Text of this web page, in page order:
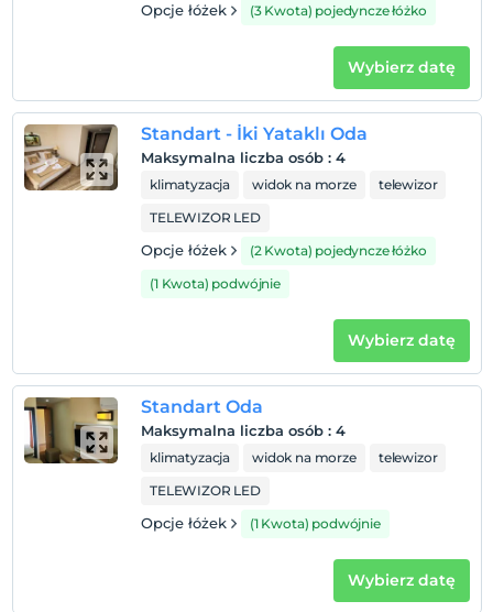
Zakaz palenia w pokoju
Niemowlęta do wieku do 2 są bezpłatne.
1 dzieci w wieku poniżej 12 jest/jest bezpłatne za pokój
Opcje łóżek (3 Kwota) pojedyncze łóżko
Wybierz datę
Standart - İki Yataklı Oda
Maksymalna liczba osób : 4
klimatyzacja widok na morze
telewizor
TELEWIZOR LED
Opcje łóżek
(2 Kwota) pojedyncze łóżko
(1 Kwota) podwójnie
Wybierz datę
Standart Oda
Maksymalna liczba osób : 4
klimatyzacja widok na morze
telewizor
TELEWIZOR LED
Opcje łóżek (1 Kwota) podwójnie
Wybierz datę